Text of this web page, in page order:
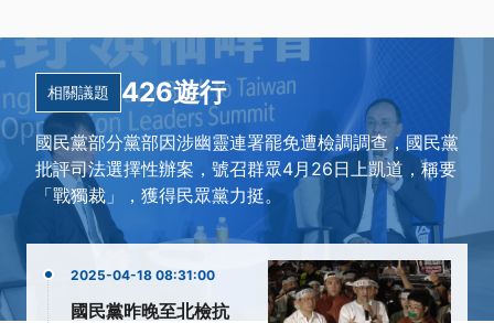
相關議題 426遊行
國民黨部分黨部因涉幽靈連署罷免遭檢調調查，國民黨
批評司法選擇性辦案，號召群眾4月26日上凱道，稱要
「戰獨裁」，獲得民眾黨力挺。
2025-04-18 08:31:00
國民黨昨晚至北檢抗